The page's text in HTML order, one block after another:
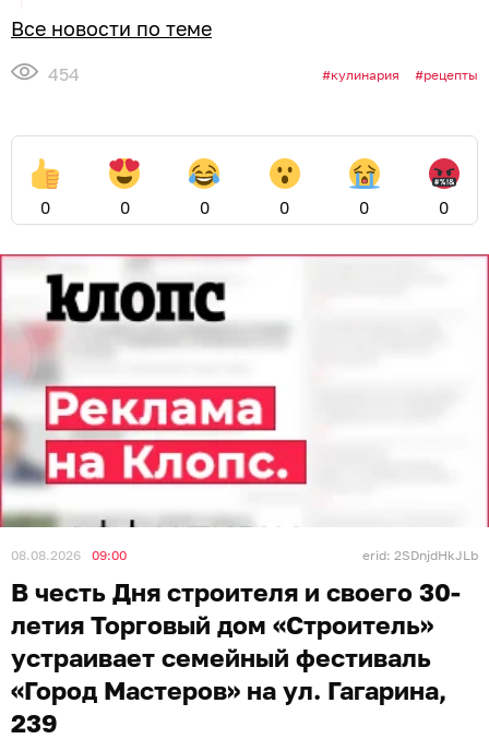
Все новости по теме
454 кулинария рецепты
0 0 0 0 0 0
08.08.2026 09:00 erid: 2SDnjdHkJLb
В честь Дня строителя и своего 30-
летия Торговый дом «Строитель»
устраивает семейный фестиваль
«Город Мастеров» на ул. Гагарина,
239